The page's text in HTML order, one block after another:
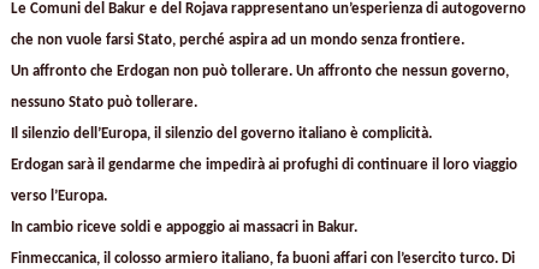
Le Comuni del Bakur e del Rojava rappresentano un’esperienza di autogoverno
che non vuole farsi Stato, perché aspira ad un mondo senza frontiere.
Un affronto che Erdogan non può tollerare. Un affronto che nessun governo,
nessuno Stato può tollerare.
Il silenzio dell’Europa, il silenzio del governo italiano è complicità.
Erdogan sarà il gendarme che impedirà ai profughi di continuare il loro viaggio
verso l’Europa.
In cambio riceve soldi e appoggio ai massacri in Bakur.
Finmeccanica, il colosso armiero italiano, fa buoni affari con l’esercito turco. Di